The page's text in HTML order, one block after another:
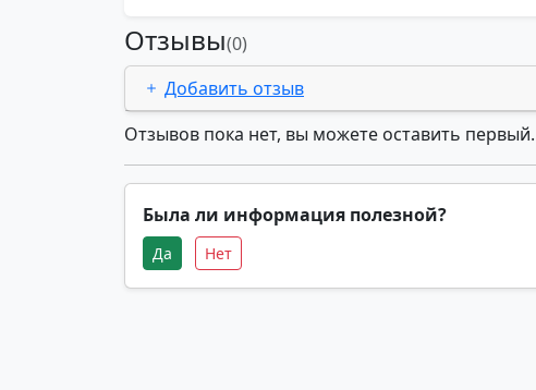
Отзывы(0)
Добавить отзыв
Отзывов пока нет, вы можете оставить первый.
Была ли информация полезной?
Да Нет